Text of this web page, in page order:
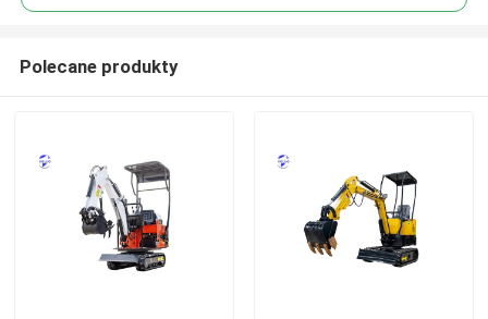
Polecane produkty